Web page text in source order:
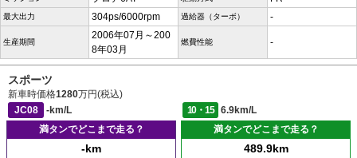
最大出力 304ps/6000rpm 過給器（ターボ） -
生産期間
2006年07月～200
8年03月
燃費性能 -
スポーツ
新車時価格1280万円(税込)
JC08
-km/L 10・15
6.9km/L
満タンでどこまで走る？
-km
満タンでどこまで走る？
489.9km